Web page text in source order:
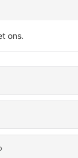
ons.